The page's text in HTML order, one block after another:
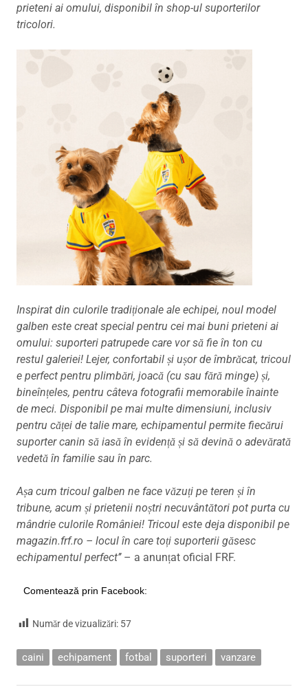
prieteni ai omului, disponibil în shop-ul suporterilor
tricolori.
Inspirat din culorile tradiționale ale echipei, noul model
galben este creat special pentru cei mai buni prieteni ai
omului: suporteri patrupede care vor să fie în ton cu
restul galeriei! Lejer, confortabil și ușor de îmbrăcat, tricoul
e perfect pentru plimbări, joacă (cu sau fără minge) și,
bineînțeles, pentru câteva fotografii memorabile înainte
de meci. Disponibil pe mai multe dimensiuni, inclusiv
pentru căței de talie mare, echipamentul permite fiecărui
suporter canin să iasă în evidență și să devină o adevărată
vedetă în familie sau în parc.
Așa cum tricoul galben ne face văzuți pe teren și în
tribune, acum și prietenii noștri necuvântători pot purta cu
mândrie culorile României! Tricoul este deja disponibil pe
magazin.frf.ro – locul în care toți suporterii găsesc
echipamentul perfect’’– a anunțat oficial FRF.
Comentează prin Facebook:
Număr de vizualizări: 57
caini echipament fotbal suporteri vanzare